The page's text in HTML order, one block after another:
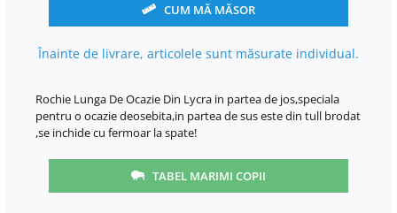
CUM MĂ MĂSOR
Înainte de livrare, articolele sunt măsurate individual.
Rochie Lunga De Ocazie Din Lycra in partea de jos,speciala
pentru o ocazie deosebita,in partea de sus este din tull brodat
,se inchide cu fermoar la spate!
TABEL MARIMI COPII